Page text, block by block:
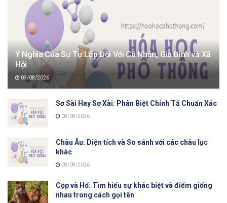
Ý Nghĩa Của Sự Tự Lập Đối Với Cá Nhân, Gia Đình và Xã
Hội
09/08/2026
Sơ Sài Hay Sơ Xài: Phân Biệt Chính Tả Chuẩn Xác
08/08/2026
Châu Âu: Diện tích và So sánh với các châu lục
khác
08/08/2026
Cọp và Hổ: Tìm hiểu sự khác biệt và điểm giống
nhau trong cách gọi tên